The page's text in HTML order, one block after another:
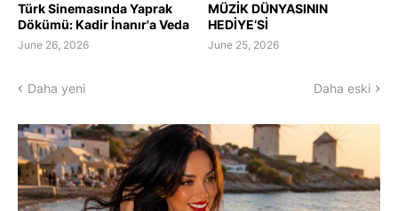
Türk Sinemasında Yaprak
Dökümü: Kadir İnanır'a Veda
June 26, 2026
MÜZİK DÜNYASININ
HEDİYE’Sİ
June 25, 2026
Daha yeni Daha eski